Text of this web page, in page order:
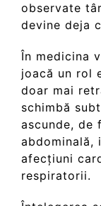
observate
devine deja
În medicina
joacă un rol
doar mai
schimbă
ascunde, de
abdominală,
afecțiuni
respiratorii.